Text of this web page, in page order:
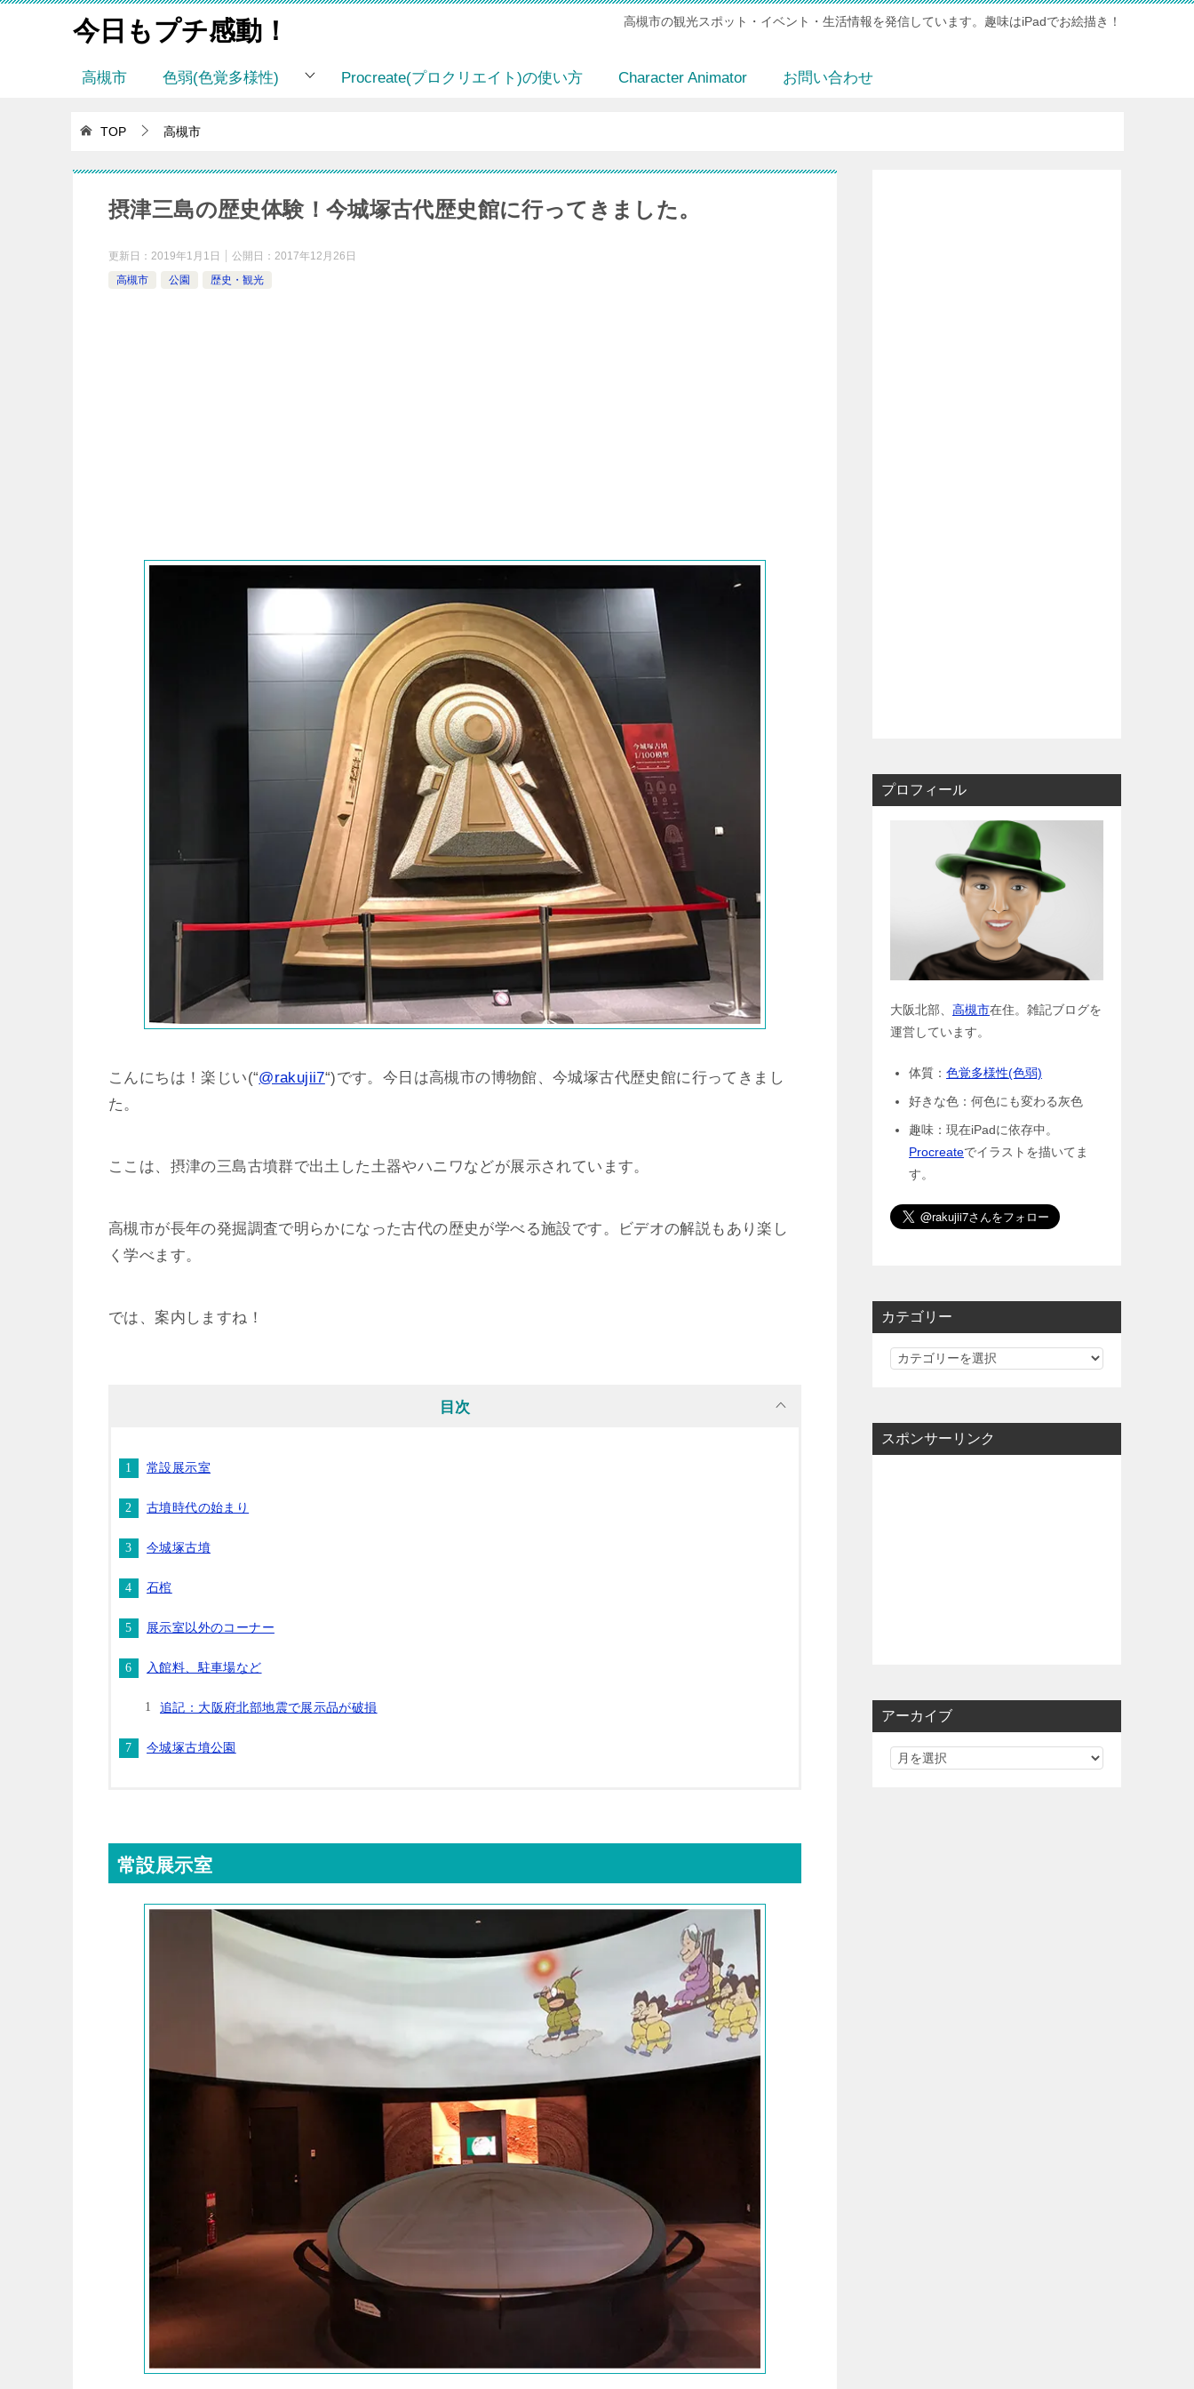
今日もプチ感動！ 高槻市の観光スポット・イベント・生活情報を発信しています。趣味はiPadでお絵描き！
高槻市 色弱(色覚多様性) Procreate(プロクリエイト)の使い方 Character Animator お問い合わせ
TOP 高槻市
摂津三島の歴史体験！今城塚古代歴史館に行ってきました。
更新日： 2019年1月1日 公開日： 2017年12月26日
高槻市
公園 歴史・観光
こんにちは！楽じい(“@rakujii7“)です。今日は高槻市の博物館、今城塚古代歴史館に行ってきまし
た。
ここは、摂津の三島古墳群で出土した土器やハニワなどが展示されています。
高槻市が長年の発掘調査で明らかになった古代の歴史が学べる施設です。ビデオの解説もあり楽し
く学べます。
では、案内しますね！
目次
常設展示室
古墳時代の始まり
今城塚古墳
石棺
展示室以外のコーナー
入館料、駐車場など
追記：大阪府北部地震で展示品が破損
今城塚古墳公園
常設展示室
プロフィール
大阪北部、 高槻市在住。雑記ブログを
運営しています。
体質： 色覚多様性(色弱)
好きな色：何色にも変わる灰色
趣味：現在iPadに依存中。
Procreateでイラストを描いてま
す。
カテゴリー
カ
リ
ー
スポンサーリンク
アーカイブ